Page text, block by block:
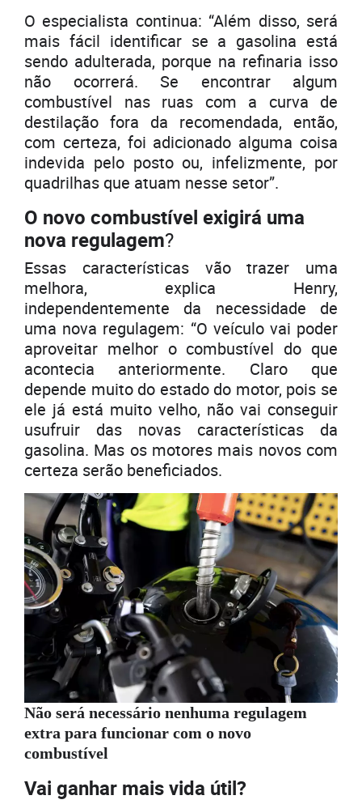
O especialista continua: “Além disso, será
mais fácil identificar se a gasolina está
sendo adulterada, porque na refinaria isso
não ocorrerá. Se encontrar algum
combustível nas ruas com a curva de
destilação fora da recomendada, então,
com certeza, foi adicionado alguma coisa
indevida pelo posto ou, infelizmente, por
quadrilhas que atuam nesse setor”.
O novo combustível exigirá uma
nova regulagem?
Essas características vão trazer uma
melhora, explica Henry,
independentemente da necessidade de
uma nova regulagem: “O veículo vai poder
aproveitar melhor o combustível do que
acontecia anteriormente. Claro que
depende muito do estado do motor, pois se
ele já está muito velho, não vai conseguir
usufruir das novas características da
gasolina. Mas os motores mais novos com
certeza serão beneficiados.
Não será necessário nenhuma regulagem
extra para funcionar com o novo
combustível
Vai ganhar mais vida útil?